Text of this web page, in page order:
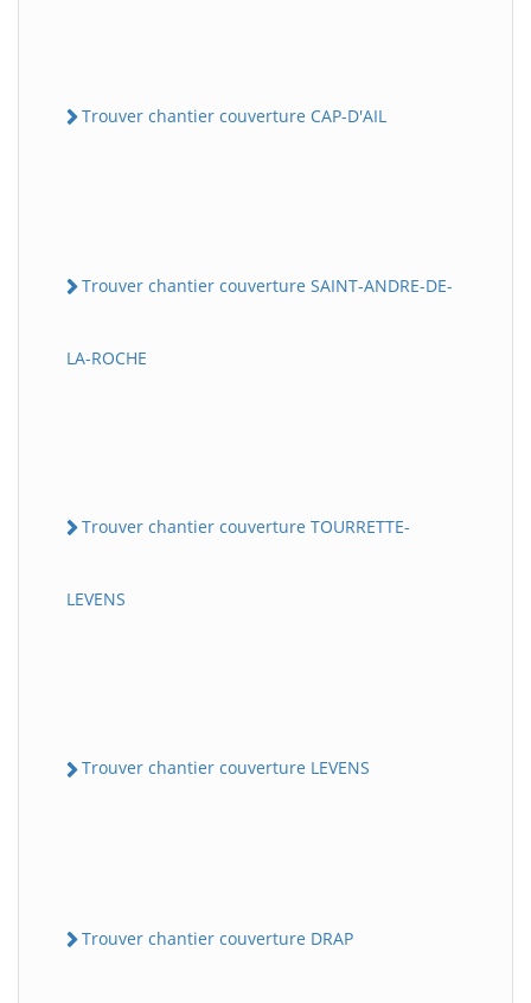
Trouver chantier couverture CAP-D'AIL
Trouver chantier couverture SAINT-ANDRE-DE-
LA-ROCHE
Trouver chantier couverture TOURRETTE-
LEVENS
Trouver chantier couverture LEVENS
Trouver chantier couverture DRAP